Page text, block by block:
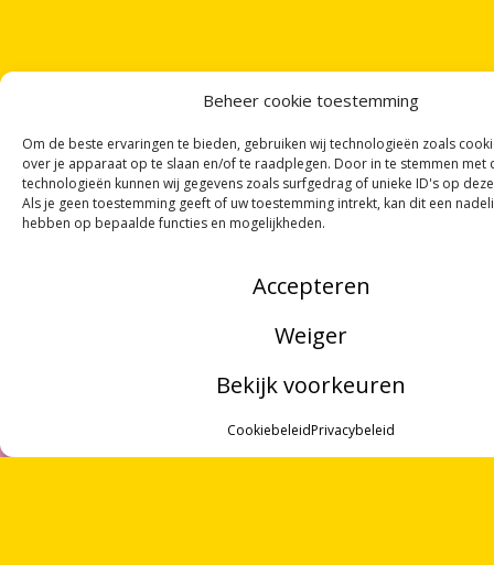
Beheer cookie toestemming
Om de beste ervaringen te bieden, gebruiken wij technologieën zoals
over je apparaat op te slaan en/of te raadplegen. Door in te stemmen met
technologieën kunnen wij gegevens zoals surfgedrag of unieke ID's op
Als je geen toestemming geeft of uw toestemming intrekt, kan dit een
hebben op bepaalde functies en mogelijkheden.
Accepteren
Weiger
Bekijk voorkeuren
CookiebeleidPrivacybeleid